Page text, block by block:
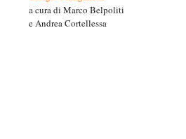
a cura di Marco Belpoliti
e Andrea Cortellessa